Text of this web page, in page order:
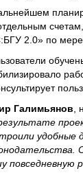
2.0» по
Галимьянов
удобные
повседневную